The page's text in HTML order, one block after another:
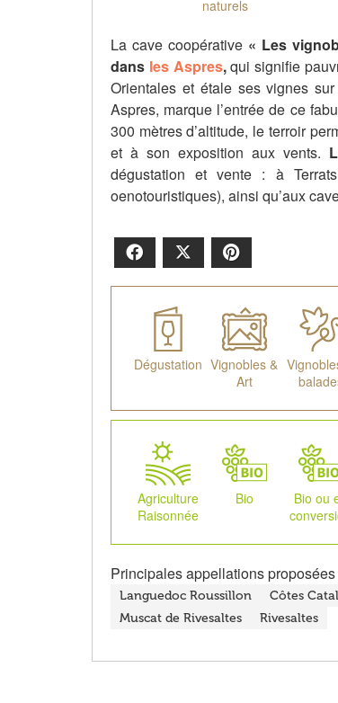
naturels
La cave coopérative « Les
dans les Aspres,qui signifie
Orientales et étale ses vignes
Aspres, marque l’entrée de ce
300 mètres d’altitude, le terroir
et à son exposition aux vents.
dégustation et vente : à
oenotouristiques), ainsi qu’aux
Facebook
Dégustation Vignobles &
Art
Agriculture
Raisonnée
Bio
Bio ou
Principales appellations
Languedoc Roussillon Côtes
Muscat de Rivesaltes
Rivesaltes